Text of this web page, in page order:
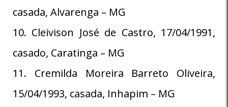
casada, Alvarenga – MG
10. Cleivison José de Castro, 17/04/1991,
casado, Caratinga – MG
11. Cremilda Moreira Barreto Oliveira,
15/04/1993, casada, Inhapim – MG